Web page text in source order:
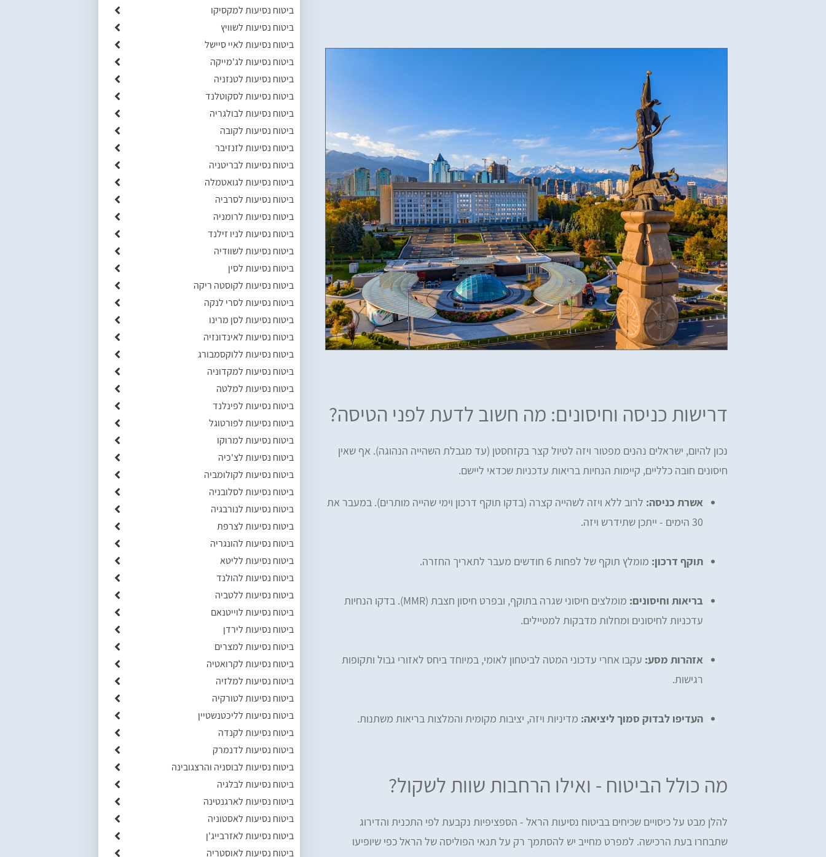
דרישות כניסה וחיסונים: מה חשוב לדעת לפני הטיסה?
נכון להיום, ישראלים נהנים מפטור ויזה לטיול קצר בקזחסטן (עד מגבלת השהייה הנהוגה). אף שאין
חיסונים חובה כלליים, קיימות הנחיות בריאות עדכניות שכדאי ליישם.
אשרת כניסה: לרוב ללא ויזה לשהייה קצרה (בדקו תוקף דרכון וימי שהייה מותרים). במעבר את
30 הימים - ייתכן שתידרש ויזה.
תוקף דרכון: מומלץ תוקף של לפחות 6 חודשים מעבר לתאריך החזרה.
בריאות וחיסונים:
מומלצים חיסוני שגרה בתוקף, ובפרט חיסון חצבת (MMR). בדקו הנחיות
עדכניות לחיסונים ומחלות מדבקות למטיילים.
אזהרות מסע: עקבו אחרי עדכוני המטה לביטחון לאומי, במיוחד ביחס לאזורי גבול ותקופות
רגישות.
העדיפו לבדוק סמוך ליציאה: מדיניות ויזה, יציבות מקומית והמלצות בריאות משתנות.
מה כולל הביטוח - ואילו הרחבות שוות לשקול?
להלן מבט על כיסויים שכיחים בביטוח נסיעות הראל - הספציפיות נקבעת לפי התכנית והדירוג
שתבחרו בעת הרכישה. למפרט מחייב יש להסתמך רק על תנאי הפוליסה של הראל כפי שיופיעו
ביטוח נסיעות למקסיקו
ביטוח נסיעות לשוויץ
ביטוח נסיעות לאיי סיישל
ביטוח נסיעות לג'מייקה
ביטוח נסיעות לטנזניה
ביטוח נסיעות לסקוטלנד
ביטוח נסיעות לבולגריה
ביטוח נסיעות לקובה
ביטוח נסיעות לזנזיבר
ביטוח נסיעות לבריטניה
ביטוח נסיעות לגואטמלה
ביטוח נסיעות לסרביה
ביטוח נסיעות לרומניה
ביטוח נסיעות לניו זילנד
ביטוח נסיעות לשוודיה
ביטוח נסיעות לסין
ביטוח נסיעות לקוסטה ריקה
ביטוח נסיעות לסרי לנקה
ביטוח נסיעות לסן מרינו
ביטוח נסיעות לאינדונזיה
ביטוח נסיעות ללוקסמבורג
ביטוח נסיעות למקדוניה
ביטוח נסיעות למלטה
ביטוח נסיעות לפינלנד
ביטוח נסיעות לפורטוגל
ביטוח נסיעות למרוקו
ביטוח נסיעות לצ'כיה
ביטוח נסיעות לקולומביה
ביטוח נסיעות לסלובניה
ביטוח נסיעות לנורבגיה
ביטוח נסיעות לצרפת
ביטוח נסיעות להונגריה
ביטוח נסיעות לליטא
ביטוח נסיעות להולנד
ביטוח נסיעות ללטביה
ביטוח נסיעות לוייטנאם
ביטוח נסיעות לירדן
ביטוח נסיעות למצרים
ביטוח נסיעות לקרואטיה
ביטוח נסיעות למלזיה
ביטוח נסיעות לטורקיה
ביטוח נסיעות לליכטנשטיין
ביטוח נסיעות לקנדה
ביטוח נסיעות לדנמרק
ביטוח נסיעות לבוסניה והרצגובינה
ביטוח נסיעות לבלגיה
ביטוח נסיעות לארגנטינה
ביטוח נסיעות לאסטוניה
ביטוח נסיעות לאזרבייג'ן
ביטוח נסיעות לאוסטריה